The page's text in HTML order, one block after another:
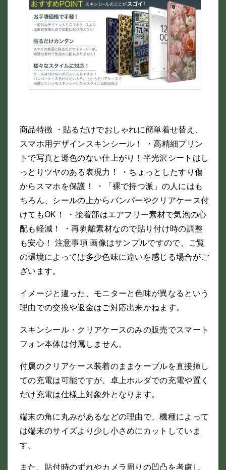
商品特徴 ・貼るだけでおしゃれに簡単着せ替え、
スマホ用デザインスキンシール！ ・高精細プリン
トで写真と遜色のない仕上がり！半光沢シートはし
っとりツヤのある表現力！ ・ちょっとしたすり傷
からスマホを保護！ ・「裸で持つ派」の人にはも
ちろん、シールの上からバンパーやクリアケース付
けてもOK！ ・接着部はエアフリー素材で気泡の心
配も軽減！ ・再剥離素材なので貼り付け時の調整
も安心！ 注意事項 画像はサンプルですので、ご覧
の環境によっては多少色味に違いを感じる場合がご
ざいます。
イメージと違った、モニターと色味が異なるという
理由での交換や返金はご対応出来かねます。
スキンシール・クリアケースのみの販売でスマート
フォン本体は付属しません。
付属のクリアケース装着のままケーブルを直接挿し
ての充電は可能ですが、卓上ホルダでの充電や置く
だけ充電は仕様上対象外となります。
端末の角に丸みがあるなどの理由で、機種によって
は端末のサイズより少し小さめにカットしていま
す。
また、貼付時のずれやカメラ周りの凹凸を考慮し